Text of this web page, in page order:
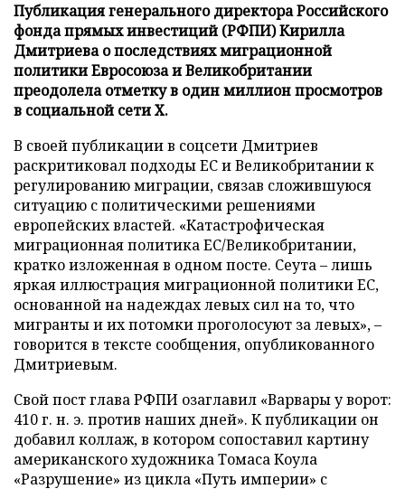
Публикация генерального директора Российского
фонда прямых инвестиций (РФПИ) Кирилла
Дмитриева о последствиях миграционной
политики Евросоюза и Великобритании
преодолела отметку в один миллион просмотров
в социальной сети X.
В своей публикации в соцсети Дмитриев
раскритиковал подходы ЕС и Великобритании к
регулированию миграции, связав сложившуюся
ситуацию с политическими решениями
европейских властей. «Катастрофическая
миграционная политика ЕС/Великобритании,
кратко изложенная в одном посте. Сеута – лишь
яркая иллюстрация миграционной политики ЕС,
основанной на надеждах левых сил на то, что
мигранты и их потомки проголосуют за левых», –
говорится в тексте сообщения, опубликованного
Дмитриевым.
Свой пост глава РФПИ озаглавил «Варвары у ворот:
410 г. н. э. против наших дней». К публикации он
добавил коллаж, в котором сопоставил картину
американского художника Томаса Коула
«Разрушение» из цикла «Путь империи» с